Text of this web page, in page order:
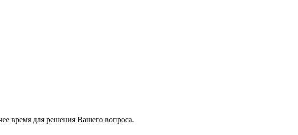
время для решения Вашего вопроса.